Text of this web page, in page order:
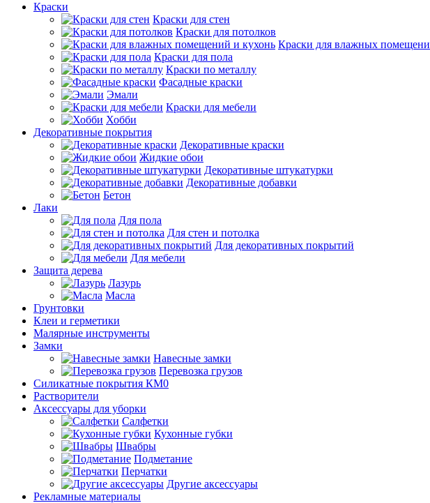
Краски
Краски для стен
Краски для потолков
Краски для влажных
Краски для пола
Краски по металлу
Фасадные краски
Эмали
Краски для мебели
Хобби
Декоративные покрытия
Декоративные краски
Жидкие обои
Декоративные штукатурки
Декоративные добавки
Бетон
Лаки
Для пола
Для стен и потолка
Для декоративных покрытий
Для мебели
Защита дерева
Лазурь
Масла
Грунтовки
Клеи и герметики
Малярные инструменты
Замки
Навесные замки
Перевозка грузов
Силикатные покрытия КМ0
Растворители
Аксессуары для уборки
Салфетки
Кухонные губки
Швабры
Подметание
Перчатки
Другие аксессуары
Рекламные материалы